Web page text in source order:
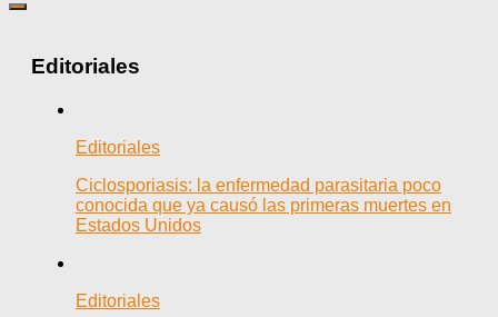
Editoriales
Editoriales
Ciclosporiasis: la enfermedad parasitaria poco
conocida que ya causó las primeras muertes en
Estados Unidos
Editoriales